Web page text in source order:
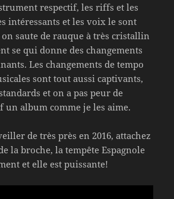
respectif, les riffs et les
intéressants et les voix le sont
on saute de rauque à très cristallin
se qui donne des changements
Les changements de tempo
sont tout aussi captivants,
et on a pas peur de
un album comme je les aime.
de très près en 2016, attachez
la broche, la tempête Espagnole
et elle est puissante!